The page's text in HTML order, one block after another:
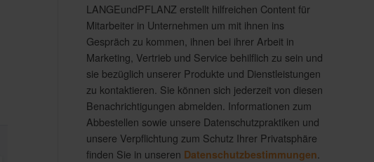
LANGEundPFLANZ erstellt hilfreichen Content für
Mitarbeiter in Unternehmen um mit ihnen ins
Gespräch zu kommen, ihnen bei ihrer Arbeit in
Marketing, Vertrieb und Service behilflich zu sein und
sie bezüglich unserer Produkte und Dienstleistungen
zu kontaktieren. Sie können sich jederzeit von diesen
Benachrichtigungen abmelden. Informationen zum
Abbestellen sowie unsere Datenschutzpraktiken und
unsere Verpflichtung zum Schutz Ihrer Privatsphäre
finden Sie in unseren Datenschutzbestimmungen